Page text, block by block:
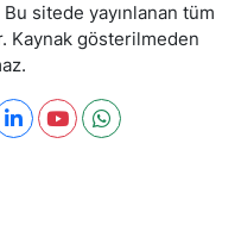
sitede yayınlanan tüm
Kaynak gösterilmeden